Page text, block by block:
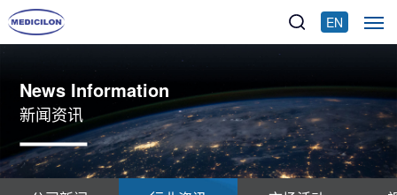
EN
News Information
新闻资讯